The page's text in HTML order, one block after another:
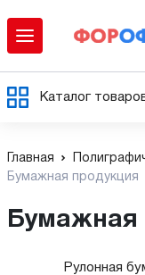
Каталог
Главная
Бумажная продукция
Рулонная